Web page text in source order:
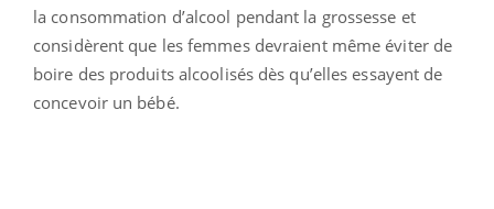
la consommation d’alcool pendant la grossesse et
considèrent que les femmes devraient même éviter de
boire des produits alcoolisés dès qu’elles essayent de
concevoir un bébé.